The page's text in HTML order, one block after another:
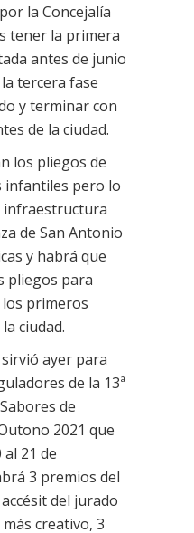
la Concejalía
tener la primera
antes de junio
tercera fase
y terminar con
de la ciudad.
los pliegos de
infantiles pero lo
infraestructura
de San Antonio
y habrá que
pliegos para
primeros
ciudad.
ayer para
de la 13ª
de
2021 que
21 de
3 premios del
del jurado
creativo, 3